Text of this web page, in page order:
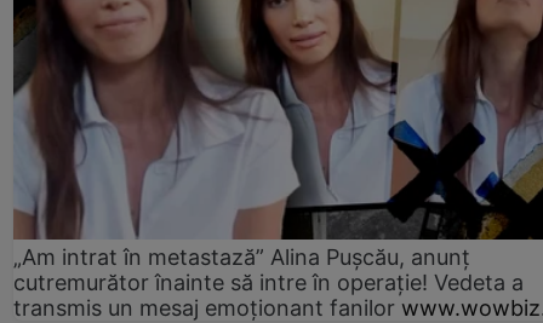
„Am intrat în metastază” Alina Pușcău, anunț
cutremurător înainte să intre în operație! Vedeta a
transmis un mesaj emoționant fanilor